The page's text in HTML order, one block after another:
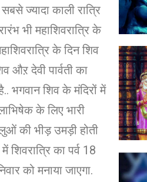
ज्यादा काली रात्रि
भी महाशिवरात्रि के
के दिन शिव
औऱ देवी पार्वती का
भगवान शिव के मंदिरों में
के लिए भारी
की भीड़ उमड़ी होती
शिवरात्रि का पर्व 18
को मनाया जाएगा.